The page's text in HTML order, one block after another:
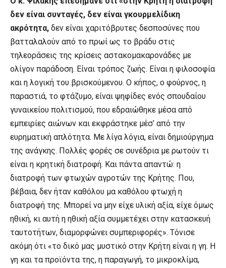
δεν είναι συνταγές, δεν είναι γκουρμελίδικη
ακρότητα, δεν είναι χαριτόβρυτες δεσποσύνες που
βατταλαλούν από το πρωί ως το βράδυ στις
τηλεοράσεις της κρίσεις αστακομακαρονάδες με
ολίγον παράδοση. Είναι τρόπος ζωής. Είναι η φιλοσοφία
και η λογική του βρισκούμενου. Ο κήπος, ο φούρνος, η
παραστιά, το φτάζυμο, είναι ψηφίδες ενός σπουδαίου
γυναικείου πολιτισμού, που εδραιώθηκε μέσα από
εμπειρίες αιώνων και εκφράστηκε μέσ’ από την
ευρηματική απλότητα. Με λίγα λόγια, είναι δημιούργημα
της ανάγκης. Πολλές φορές σε συνέδρια με ρωτούν τι
είναι η κρητική διατροφή. Και πάντα απαντώ: η
διατροφή των φτωχών αγροτών της Κρήτης. Που,
βέβαια, δεν ήταν καθόλου μα καθόλου φτωχή η
διατροφή της. Μπορεί να μην είχε υλική αξία, είχε όμως
ηθική, κι αυτή η ηθική αξία συμμετέχει στην κατασκευή
ταυτοτήτων, διαμορφώνει συμπεριφορές». Τόνισε
ακόμη ότι «το δικό μας μυστικό στην Κρήτη είναι η γη. Η
γη και τα προϊόντα της, η παραγωγή, το μικροκλίμα,